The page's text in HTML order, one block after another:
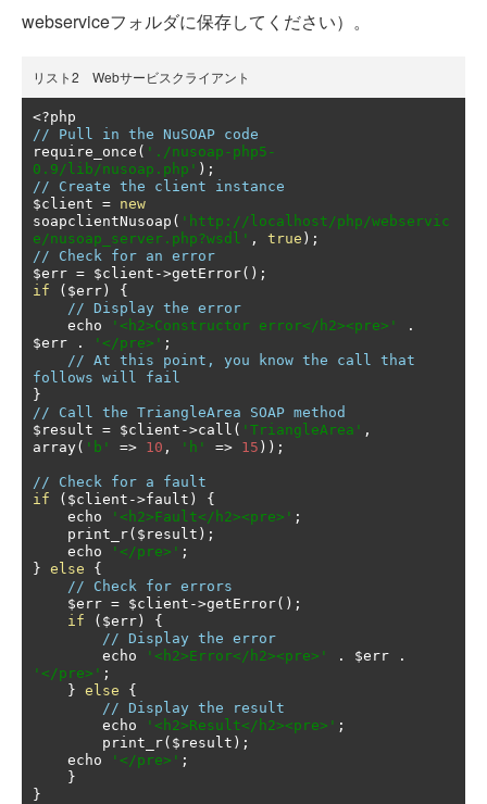
webserviceフォルダに保存してください）。
リスト2 Webサービスクライアント
<?
// Pull in the NuSOAP code
require_once ( './nusoap-php5-
0.9/lib/nusoap.php' );
// Create the client instance
$client = new
soapclientNusoap ( 'http://localhost/php/webservic
e/nusoap_server.php?wsdl' , true );
// Check for an error
$err = $client ->getError();
if
( $err )
{
// Display the error
    echo
'<h2>Constructor error</h2><pre>'
.
$err
. '</pre>' ;
// At this point, you know the call that
follows will fail
}
// Call the TriangleArea SOAP method
$result = $client ->call ( 'TriangleArea' ,
array( 'b' => 10 , 'h' => 15 ));
// Check for a fault
if
( $client ->fault )
{
    echo
'<h2>Fault</h2><pre>' ;
    print_r
( $result );
    echo
'</pre>' ;
} else
{
// Check for errors
    $err
= $client ->getError();
if
( $err )
{
// Display the error
        echo
'<h2>Error</h2><pre>' . $err
.
'</pre>' ;
} else
{
// Display the result
        echo
'<h2>Result</h2><pre>' ;
        print_r
( $result );
    echo
'</pre>' ;
}
}